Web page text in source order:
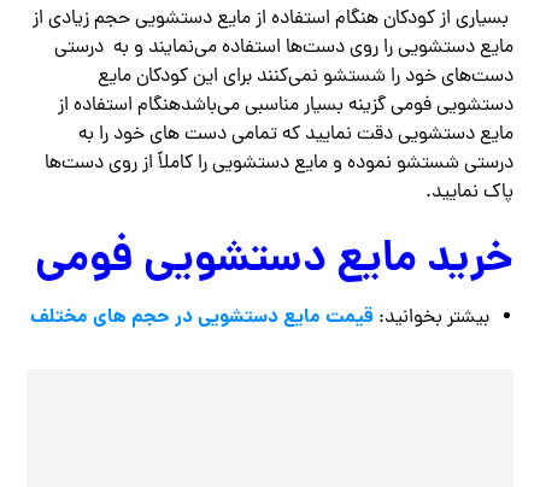
بسیاری از کودکان هنگام استفاده از مایع دستشویی حجم زیادی از
مایع دستشویی را روی دست‌ها استفاده می‌نمایند و به درستی
دست‌های خود را شستشو نمی‌کنند برای این کودکان مایع
دستشویی فومی گزینه بسیار مناسبی می‌باشدهنگام استفاده از
مایع دستشویی دقت نمایید که تمامی دست های خود را به
درستی شستشو نموده و مایع دستشویی را کاملاً از روی دست‌ها
پاک نمایید.
خرید مایع دستشویی فومی
بیشتر بخوانید: قیمت مایع دستشویی در حجم های مختلف